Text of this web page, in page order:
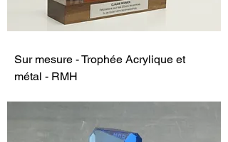
Sur mesure - Trophée Acrylique et
métal - RMH